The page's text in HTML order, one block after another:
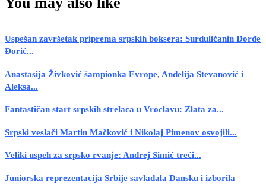
Uspešan završetak priprema srpskih boksera: Surduličanin Đorđe
Đorić...
Anastasija Živković šampionka Evrope, Anđelija Stevanović i
Aleksa...
Fantastičan start srpskih strelaca u Vroclavu: Zlata za...
Srpski veslači Martin Mačković i Nikolaj Pimenov osvojili...
Veliki uspeh za srpsko rvanje: Andrej Simić treći...
Juniorska reprezentacija Srbije savladala Dansku i izborila